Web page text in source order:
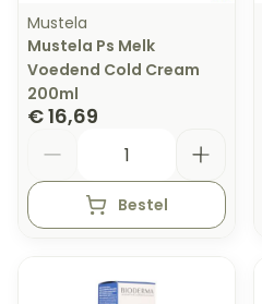
Mustela
Mustela Ps Melk
Voedend Cold Cream
200ml
€ 16,69
Bestel